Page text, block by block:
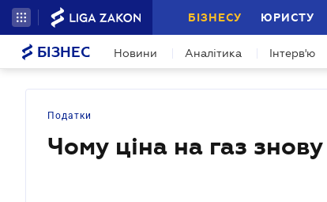
БІЗНЕСУ ЮРИСТУ
БІЗНЕС Новини Аналітика Інтерв'ю
Податки
Чому ціна на газ